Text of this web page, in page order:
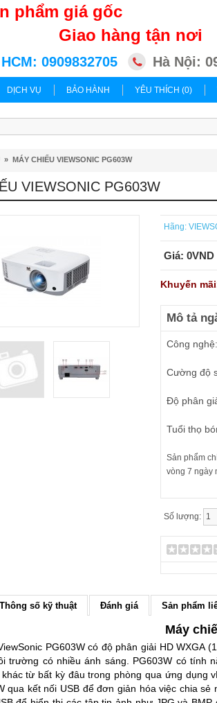
phẩm giá gốc
Giao hàng tận nơi
HCM: 0909832705 Hà Nội:
DỊCH VỤ BẢO HÀNH YÊU THÍCH (0)
» MÁY CHIẾU VIEWSONIC PG603W
VIEWSONIC PG603W
Hãng:
Giá: 0VND
Khuyến
Mô tả
Công
Cường độ
Độ phân
Tuổi thọ
Sản phẩm
vòng 7 ngày
Số lượng:
Thông số kỹ thuật Đánh giá Sản phẩm
Máy
PG603W có độ phân giải HD
trường có nhiều ánh sáng. PG603W có tính
từ bất kỳ đâu trong phòng qua ứng dụng
qua kết nối USB để đơn giản hóa việc chia